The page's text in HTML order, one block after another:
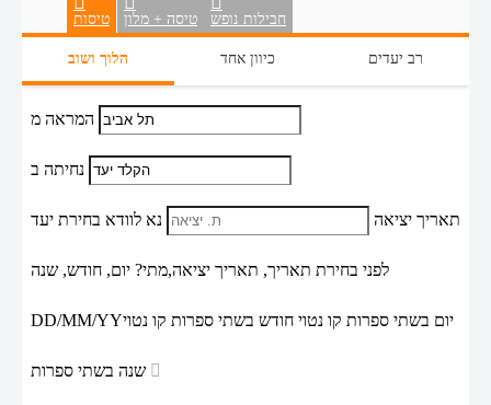
טיסות טיסה + מלון חבילות נופש
הלוך ושוב כיוון אחד רב יעדים
המראה מ
נחיתה ב
תאריך יציאה נא לוודא בחירת יעד
לפני בחירת תאריך, תאריך יציאה,מתי? יום, חודש, שנה
DD/MM/YYיום בשתי ספרות קו נטוי חודש בשתי ספרות קו נטוי